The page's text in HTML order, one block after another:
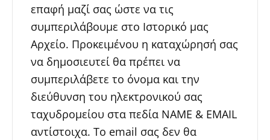
επαφή μαζί σας ώστε να τις
συμπεριλάβουμε στο Ιστορικό μας
Αρχείο. Προκειμένου η καταχώρησή σας
να δημοσιευτεί θα πρέπει να
συμπεριλάβετε το όνομα και την
διεύθυνση του ηλεκτρονικού σας
ταχυδρομείου στα πεδία NAME & EMAIL
αντίστοιχα. To email σας δεν θα